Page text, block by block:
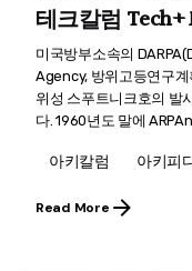
테크칼럼 Tech+
미국방부소속의
Agency, 방위고등연구
위성 스푸트니크호의 발
다. 1960년도 말에
아키칼럼 아키피
Read More